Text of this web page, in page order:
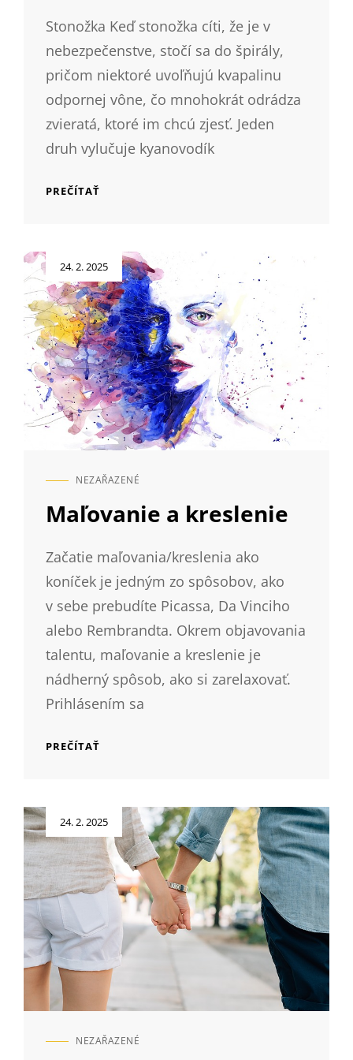
Stonožka Keď stonožka cíti, že je v
nebezpečenstve, stočí sa do špirály,
pričom niektoré uvoľňujú kvapalinu
odpornej vône, čo mnohokrát odrádza
zvieratá, ktoré im chcú zjesť. Jeden
druh vylučuje kyanovodík
PREČÍTAŤ
Posted
on
24. 2. 2025
CAT
NEZAŘAZENÉ
Maľovanie a kreslenie
Začatie maľovania/kreslenia ako
koníček je jedným zo spôsobov, ako
v sebe prebudíte Picassa, Da Vinciho
alebo Rembrandta. Okrem objavovania
talentu, maľovanie a kreslenie je
nádherný spôsob, ako si zarelaxovať.
Prihlásením sa
PREČÍTAŤ
Posted
on
24. 2. 2025
CAT
NEZAŘAZENÉ